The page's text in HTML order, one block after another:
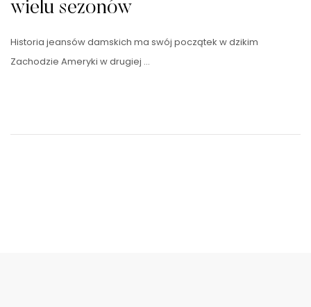
wielu sezonów
Historia jeansów damskich ma swój początek w dzikim
Zachodzie Ameryki w drugiej …